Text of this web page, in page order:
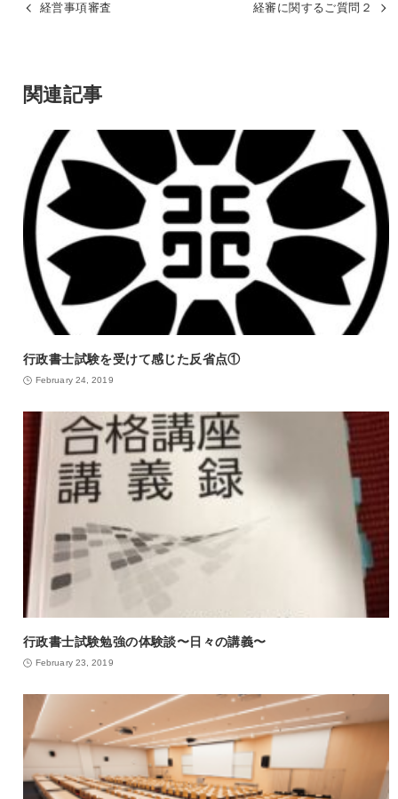
経営事項審査 経審に関するご質問２
関連記事
行政書士試験を受けて感じた反省点①
February 24, 2019
行政書士試験勉強の体験談〜日々の講義〜
February 23, 2019